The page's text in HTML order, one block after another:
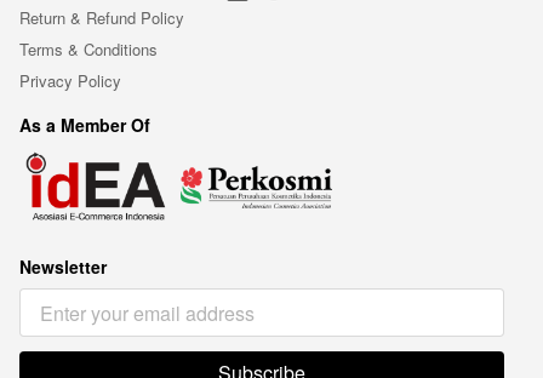
Return & Refund Policy
Terms & Conditions
Privacy Policy
As a Member Of
Newsletter
`